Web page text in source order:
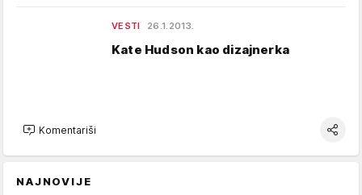
VESTI 26.1.2013.
Kate Hudson kao dizajnerka
Komentariši
NAJNOVIJE